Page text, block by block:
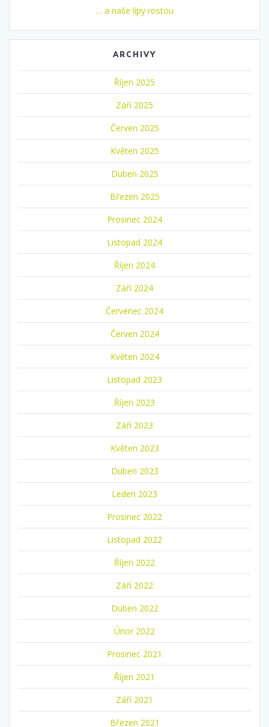
… a naše lípy rostou
ARCHIVY
Říjen 2025
Září 2025
Červen 2025
Květen 2025
Duben 2025
Březen 2025
Prosinec 2024
Listopad 2024
Říjen 2024
Září 2024
Červenec 2024
Červen 2024
Květen 2024
Listopad 2023
Říjen 2023
Září 2023
Květen 2023
Duben 2023
Leden 2023
Prosinec 2022
Listopad 2022
Říjen 2022
Září 2022
Duben 2022
Únor 2022
Prosinec 2021
Říjen 2021
Září 2021
Březen 2021